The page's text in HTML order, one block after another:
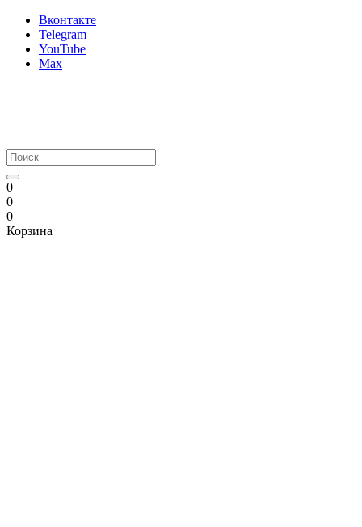
Вконтакте
Telegram
YouTube
Max
0
0
0
Корзина